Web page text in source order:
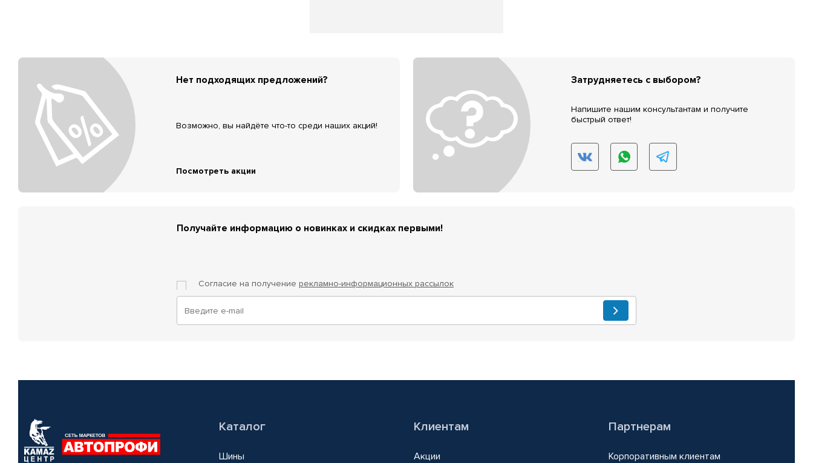
Нет подходящих предложений?
Возможно, вы найдёте что-то среди наших акций!
Посмотреть акции
Затрудняетесь с выбором?
Напишите нашим консультантам и получите
быстрый ответ!
Получайте информацию о новинках и скидках первыми!
Согласие на получение рекламно-информационных рассылок
Каталог
Шины
Клиентам
Акции
Партнерам
Корпоративным клиентам